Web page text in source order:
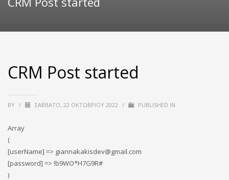
CRM Post started
BY / ΣΆΒΒΑΤΟ, 22 ΟΚΤΩΒΡΊΟΥ 2022 / PUBLISHED IN
Array
(
[userName] => giannakakisdev@gmail.com
[password] => !b9WO*H7G9R#
)